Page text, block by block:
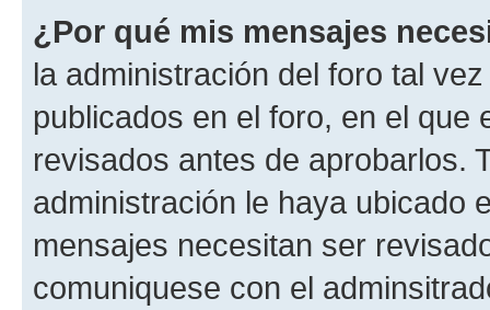
¿Por qué mis mensajes
la administración del foro tal
publicados en el foro, en el
revisados antes de aprobarlos.
administración le haya ubicado
mensajes necesitan ser
comuniquese con el